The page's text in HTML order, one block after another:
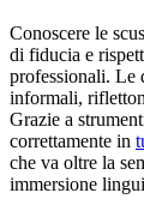
Conoscere le
di fiducia e
professionali. Le
informali,
Grazie a
correttamente in
che va oltre la
immersione